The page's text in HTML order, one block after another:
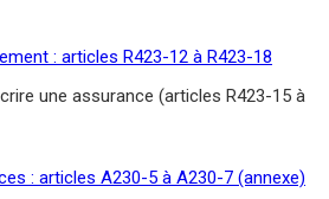
: articles R423-12 à R423-18
une assurance (articles R423-15 à
: articles A230-5 à A230-7 (annexe)